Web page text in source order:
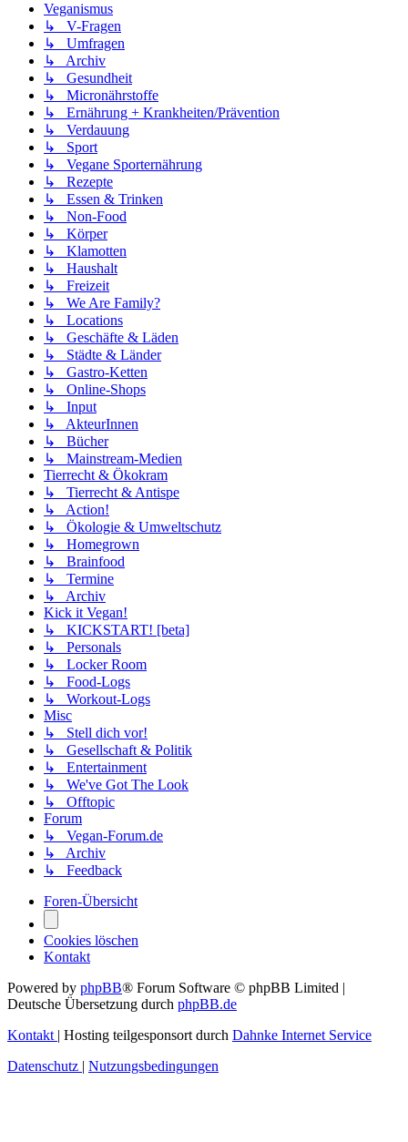
Veganismus
↳ V-Fragen
↳ Umfragen
↳ Archiv
↳ Gesundheit
↳ Micronährstoffe
↳ Ernährung + Krankheiten/Prävention
↳ Verdauung
↳ Sport
↳ Vegane Sporternährung
↳ Rezepte
↳ Essen & Trinken
↳ Non-Food
↳ Körper
↳ Klamotten
↳ Haushalt
↳ Freizeit
↳ We Are Family?
↳ Locations
↳ Geschäfte & Läden
↳ Städte & Länder
↳ Gastro-Ketten
↳ Online-Shops
↳ Input
↳ AkteurInnen
↳ Bücher
↳ Mainstream-Medien
Tierrecht & Ökokram
↳ Tierrecht & Antispe
↳ Action!
↳ Ökologie & Umweltschutz
↳ Homegrown
↳ Brainfood
↳ Termine
↳ Archiv
Kick it Vegan!
↳ KICKSTART! [beta]
↳ Personals
↳ Locker Room
↳ Food-Logs
↳ Workout-Logs
Misc
↳ Stell dich vor!
↳ Gesellschaft & Politik
↳ Entertainment
↳ We've Got The Look
↳ Offtopic
Forum
↳ Vegan-Forum.de
↳ Archiv
↳ Feedback
Foren-Übersicht
Cookies löschen
Kontakt
Powered by phpBB® Forum Software © phpBB Limited |
Deutsche Übersetzung durch phpBB.de
Kontakt | Hosting teilgesponsort durch Dahnke Internet Service
Datenschutz | Nutzungsbedingungen